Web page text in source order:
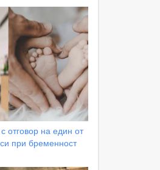
отговор на един от
при бременност